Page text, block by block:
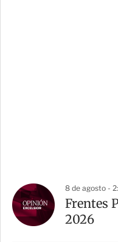
8 de agosto -
Frentes
2026